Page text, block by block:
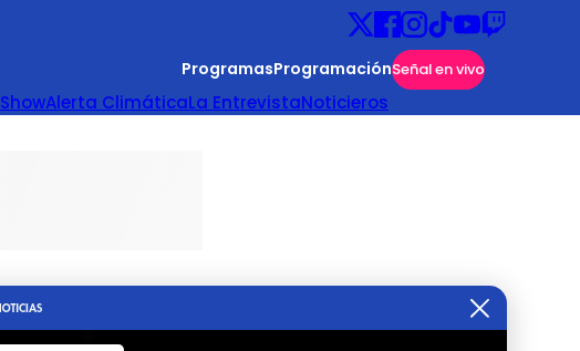
ProgramasProgramaciónSeñal en vivo
ShowAlerta ClimáticaLa EntrevistaNoticieros